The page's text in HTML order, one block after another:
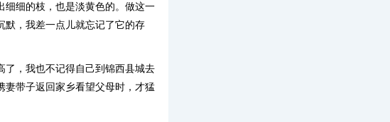
细细的枝，也是淡黄色的。做这一
默，我差一点儿就忘记了它的存
了，我也不记得自己到锦西县城去
妻带子返回家乡看望父母时，才猛